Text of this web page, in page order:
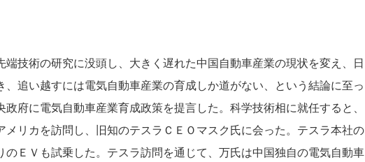
技術の研究に没頭し、大きく遅れた中国自動車産業の現状を変え、日
、追い越すには電気自動車産業の育成しか道がない、という結論に至っ
府に電気自動車産業育成政策を提言した。科学技術相に就任すると、
メリカを訪問し、旧知のテスラＣＥＯマスク氏に会った。テスラ本社の
のＥＶも試乗した。テスラ訪問を通じて、万氏は中国独自の電気自動車